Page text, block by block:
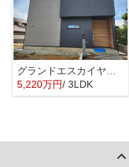
グランドエスカイヤー二宮１丁目 ３号地
5,220万円/ 3LDK